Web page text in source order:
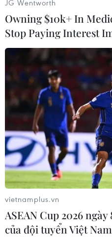
Theo dõi VietnamPlus
#Ukraine #bắt lính
JG Wentworth
Owning $10k+ In
Stop Paying Interest
vietnamplus.vn
ASEAN Cup 2026
của đội tuyển Việt